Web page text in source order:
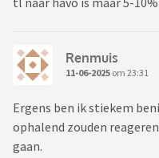
Renmuis
11-06-2025 om 23:31
Ergens ben ik stiekem
ophalend zouden
gaan.